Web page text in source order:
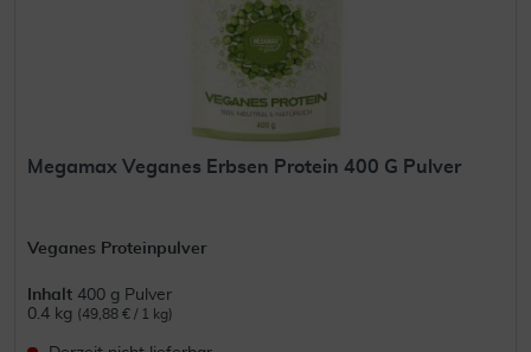
Megamax Veganes Erbsen Protein 400 G Pulver
Veganes Proteinpulver
Inhalt 400 g Pulver
0.4 kg (49,88 € / 1 kg)